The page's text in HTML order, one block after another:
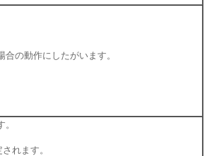
の動作にしたがいます。
れます。